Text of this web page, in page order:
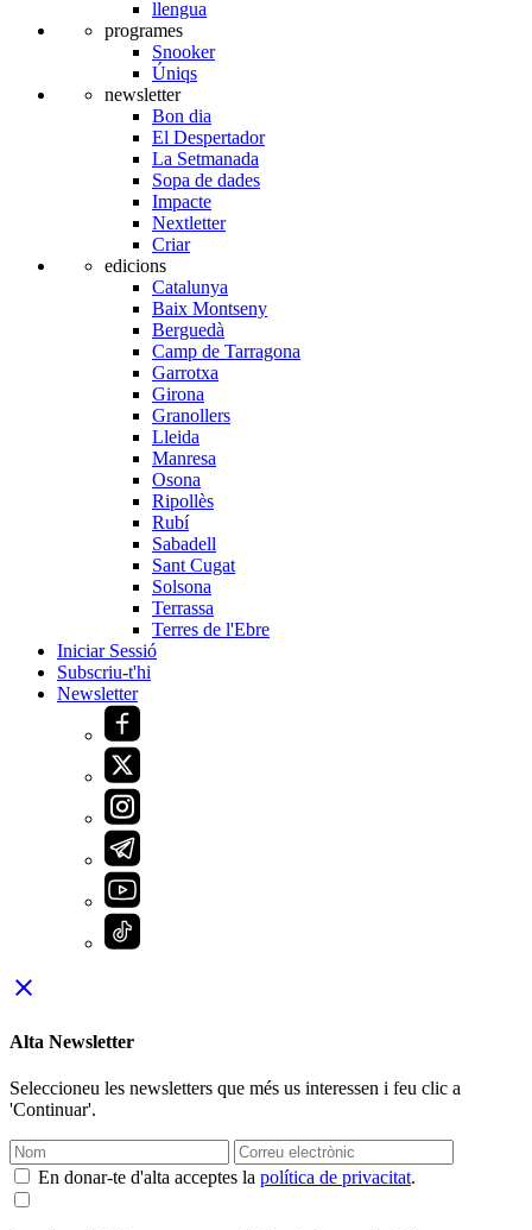
llengua
programes
Snooker
Úniqs
newsletter
Bon dia
El Despertador
La Setmanada
Sopa de dades
Impacte
Nextletter
Criar
edicions
Catalunya
Baix Montseny
Berguedà
Camp de Tarragona
Garrotxa
Girona
Granollers
Lleida
Manresa
Osona
Ripollès
Rubí
Sabadell
Sant Cugat
Solsona
Terrassa
Terres de l'Ebre
Iniciar Sessió
Subscriu-t'hi
Newsletter
close
Alta Newsletter
Seleccioneu les newsletters que més us interessen i feu clic a
'Continuar'.
En donar-te d'alta acceptes la política de privacitat.